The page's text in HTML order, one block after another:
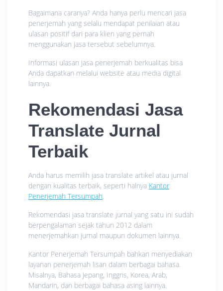
Bagaimana caranya? Anda hanya perlu mencari jasa
penerjemah yang selalu mendapat penilaian atau
ulasan positif dari para klien yang pernah
menggunakan jasa tersebut sebelumnya.
Informasi ulasan jasa penerjemah berkualitas bisa
Anda dapatkan melalui website atau media digital
lainnya.
Rekomendasi Jasa
Translate Jurnal
Terbaik
Anda harus memilih jasa translate artikel atau jurnal
dengan kualitas terbaik, seperti halnya Kantor
Penerjemah Tersumpah.
Rekomendasi jasa translate jurnal yang satu ini sudah
berpengalaman sejak tahun 2012 dalam
menerjemahkan jurnal maupun dokumen lainnya.
Kantor Penerjemah Tersumpah bahkan menyediakan
layanan penerjemah lisan dalam berbagai bahasa.
Misalnya, Bahasa Jepang, Inggris, Korea, Arab,
Mandarin, dan berbagai bahasa asing lainnya.